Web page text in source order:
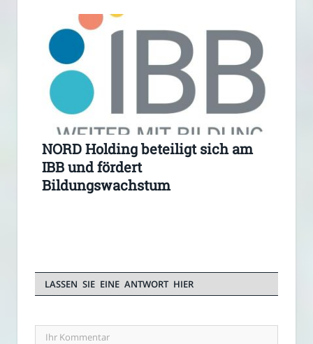
NORD Holding beteiligt sich am
IBB und fördert
Bildungswachstum
LASSEN SIE EINE ANTWORT HIER